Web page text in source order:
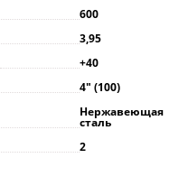
600
3,95
+40
4ʺ (100)
Нержавеющая
сталь
2